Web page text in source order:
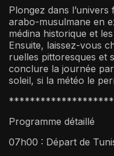
Plongez dans l’univers
arabo-musulmane en
médina historique et
Ensuite, laissez-vous
ruelles pittoresques et
conclure la journée
soleil, si la météo le
********************
Programme détaillé
07h00 : Départ de